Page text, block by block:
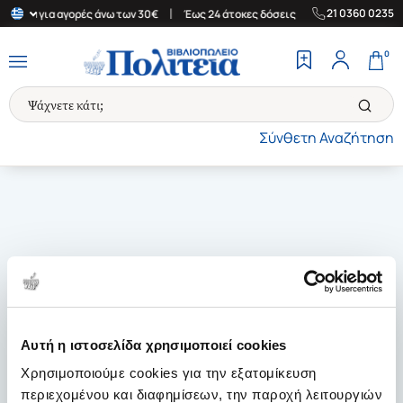
Αυτή η ιστοσελίδα χρησιμοποιεί cookies
Χρησιμοποιούμε cookies για την εξατομίκευση
περιεχομένου και διαφημίσεων, την παροχή λειτουργιών
για αγορές άνω των 30€ Έως 24 άτοκες δόσεις | Δωρεάν
21 0360 0235
Σύνθετη Αναζήτηση
0